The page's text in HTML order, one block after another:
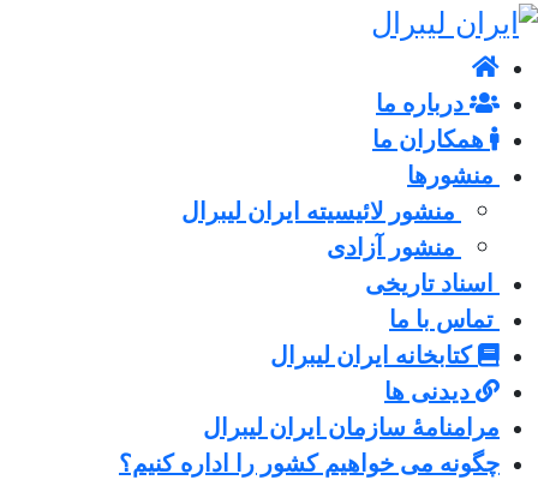
درباره ما
همکاران ما
منشورها
منشور لائیسیته ایران لیبرال
منشور آزادی
اسناد تاریخی
تماس با ما
کتابخانه ایران لیبرال
دیدنی ها
مرامنامۀ سازمان ایران لیبرال
چگونه می خواهیم کشور را اداره کنیم؟